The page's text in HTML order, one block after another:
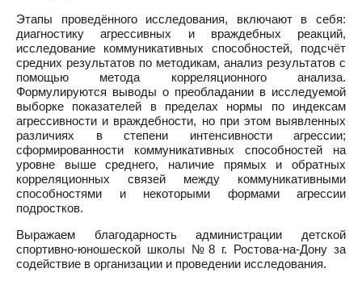
Этапы проведённого исследования, включают в себя:
диагностику агрессивных и враждебных реакций,
исследование коммуникативных способностей, подсчёт
средних результатов по методикам, анализ результатов с
помощью метода корреляционного анализа.
Формулируются выводы о преобладании в исследуемой
выборке показателей в пределах нормы по индексам
агрессивности и враждебности, но при этом выявленных
различиях в степени интенсивности агрессии;
сформированности коммуникативных способностей на
уровне выше среднего, наличие прямых и обратных
корреляционных связей между коммуникативными
способностями и некоторыми формами агрессии
подростков.
Выражаем благодарность администрации детской
спортивно-юношеской школы №8 г. Ростова-на-Дону за
содействие в организации и проведении исследования.